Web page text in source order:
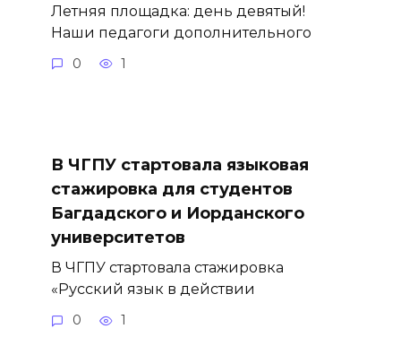
Летняя площадка: день девятый!
Наши педагоги дополнительного
0 1
В ЧГПУ стартовала языковая
стажировка для студентов
Багдадского и Иорданского
университетов
В ЧГПУ стартовала стажировка
«Русский язык в действии
0 1